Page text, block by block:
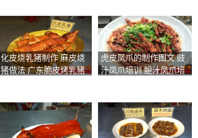
化皮烧乳猪制作 麻皮烧
猪做法 广东脆皮烤乳猪
虎皮凤爪的制作图文 豉
汁凤爪培训 鲍汁凤爪培